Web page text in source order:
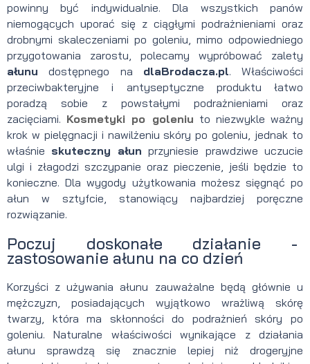
powinny być indywidualnie. Dla wszystkich panów
niemogących uporać się z ciągłymi podrażnieniami oraz
drobnymi skaleczeniami po goleniu, mimo odpowiedniego
przygotowania zarostu, polecamy wypróbować zalety
ałunu dostępnego na dlaBrodacza.pl. Właściwości
przeciwbakteryjne i antyseptyczne produktu łatwo
poradzą sobie z powstałymi podrażnieniami oraz
zacięciami. Kosmetyki po goleniu to niezwykle ważny
krok w pielęgnacji i nawilżeniu skóry po goleniu, jednak to
właśnie skuteczny ałun przyniesie prawdziwe uczucie
ulgi i złagodzi szczypanie oraz pieczenie, jeśli będzie to
konieczne. Dla wygody użytkowania możesz sięgnąć po
ałun w sztyfcie, stanowiący najbardziej poręczne
rozwiązanie.
Poczuj doskonałe działanie -
zastosowanie ałunu na co dzień
Korzyści z używania ałunu zauważalne będą głównie u
mężczyzn, posiadających wyjątkowo wrażliwą skórę
twarzy, która ma skłonności do podrażnień skóry po
goleniu. Naturalne właściwości wynikające z działania
ałunu sprawdzą się znacznie lepiej niż drogeryjne